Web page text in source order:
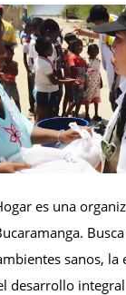
es una
sanos, la
desarrollo